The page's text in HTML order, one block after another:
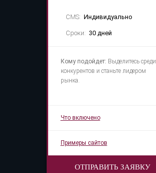
CMS: Индивидуально
Сроки: 30 дней
Кому подойдет: Выделитесь среди
конкурентов и станьте лидером
рынка.
Что включено
Примеры сайтов
ОТПРАВИТЬ ЗАЯВКУ